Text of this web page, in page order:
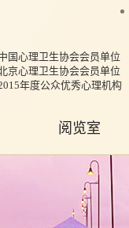
国心理卫生协会会员单位
京心理卫生协会会员单位
年度公众优秀心理机构
阅览室